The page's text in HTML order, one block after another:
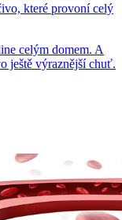
které provoní celý
celým domem. A
ještě výraznější chuť.